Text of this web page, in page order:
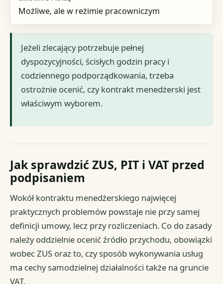
Możliwe, ale w reżimie pracowniczym
Jeżeli zlecający potrzebuje pełnej
dyspozycyjności, ścisłych godzin pracy i
codziennego podporządkowania, trzeba
ostrożnie ocenić, czy kontrakt menedżerski jest
właściwym wyborem.
Jak sprawdzić ZUS, PIT i VAT przed
podpisaniem
Wokół kontraktu menedżerskiego najwięcej
praktycznych problemów powstaje nie przy samej
definicji umowy, lecz przy rozliczeniach. Co do zasady
należy oddzielnie ocenić źródło przychodu, obowiązki
wobec ZUS oraz to, czy sposób wykonywania usług
ma cechy samodzielnej działalności także na gruncie
VAT.